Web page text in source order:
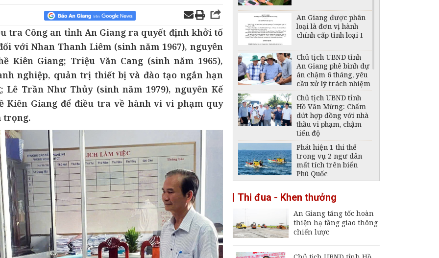
tra Công an tỉnh An Giang ra quyết định khởi tố
với Nhan Thanh Liêm (sinh năm 1967), nguyên
Kiên Giang; Triệu Văn Cang (sinh năm 1965),
nghiệp, quản trị thiết bị và đào tạo ngắn hạn
Lê Trần Như Thủy (sinh năm 1979), nguyên Kế
Kiên Giang để điều tra về hành vi vi phạm quy
trọng.
An Giang được phân
loại là đơn vị hành
chính cấp tỉnh loại I
Chủ tịch UBND tỉnh
An Giang phê bình dự
án chậm 6 tháng, yêu
cầu xử lý trách nhiệm
Chủ tịch UBND tỉnh
Hồ Văn Mừng: Chấm
dứt hợp đồng với nhà
thầu vi phạm, chậm
tiến độ
Phát hiện 1 thi thể
trong vụ 2 ngư dân
mất tích trên biển
Phú Quốc
giảm mức cung cấp
điện trên địa bàn tỉnh
An Giang ngày 6 -
7/8/2026
Đại tá Nguyễn Việt
Chính ủy Bộ Chỉ huy
Thi đua - Khen thưởng
An Giang tăng tốc hoàn
thiện hạ tầng giao thông
chiến lược